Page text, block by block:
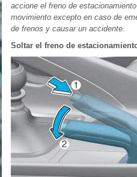
accione el freno de
movimiento excepto en caso de
de frenos y causar un accidente.
Soltar el freno de